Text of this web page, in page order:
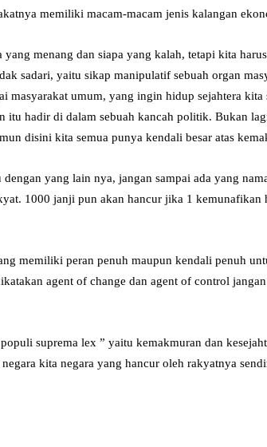
memiliki macam-macam jenis kalangan
yang menang dan siapa yang kalah, tetapi kita
sadari, yaitu sikap manipulatif sebuah organ
masyarakat umum, yang ingin hidup sejahtera
itu hadir di dalam sebuah kancah politik. Bukan
disini kita semua punya kendali besar atas
yang lain nya, jangan sampai ada yang
1000 janji pun akan hancur jika 1 kemunafikan
memiliki peran penuh maupun kendali penuh
agent of change dan agent of control
suprema lex ” yaitu kemakmuran dan
negara kita negara yang hancur oleh rakyatnya